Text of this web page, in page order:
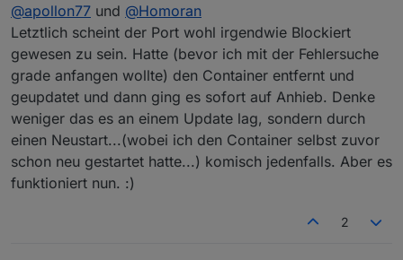
smartmeter.1
2025-01-15 10:35:42.782	warn	No or too
smartmeter.1
2025-01-15 10:35:42.781	debug	Error: No
smartmeter.1
2025-01-15 10:35:42.780	debug	MESSAGE
smartmeter.1
2025-01-15 10:33:42.785	silly	States
@apollon77 und @Homoran
Letztlich scheint der Port wohl irgendwie Blockiert
gewesen zu sein. Hatte (bevor ich mit der Fehlersuche
grade anfangen wollte) den Container entfernt und
geupdatet und dann ging es sofort auf Anhieb. Denke
weniger das es an einem Update lag, sondern durch
einen Neustart...(wobei ich den Container selbst zuvor
schon neu gestartet hatte...) komisch jedenfalls. Aber es
funktioniert nun. :)
2